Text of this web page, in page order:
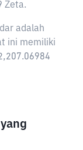
Zeta.
adalah
ini memiliki